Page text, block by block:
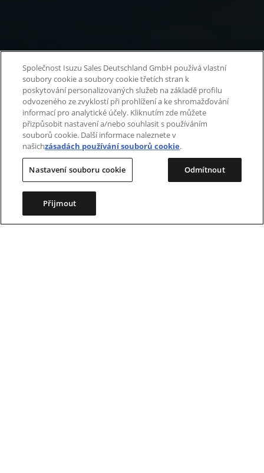
Společnost Isuzu Sales Deutschland GmbH používá vlastní
soubory cookie a soubory cookie třetích stran k
poskytování personalizovaných služeb na základě profilu
odvozeného ze zvyklostí při prohlížení a ke shromažďování
informací pro analytické účely. Kliknutím zde můžete
přizpůsobit nastavení a/nebo souhlasit s používáním
souborů cookie. Další informace naleznete v
našichzásadách používání souborů cookie.
Nastavení souboru cookie Odmítnout
Přijmout